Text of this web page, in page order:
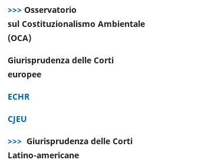
>>> Osservatorio
sul Costituzionalismo Ambientale
(OCA)
Giurisprudenza delle Corti
europee
ECHR
CJEU
>>> Giurisprudenza delle Corti
Latino-americane